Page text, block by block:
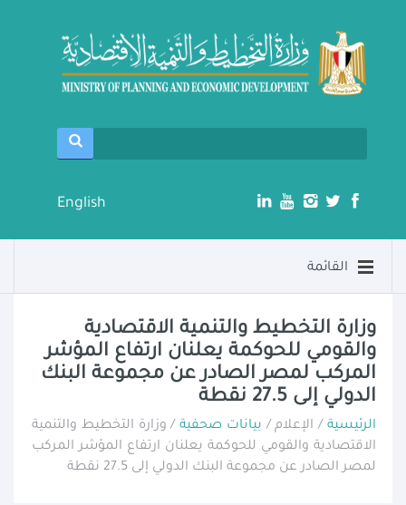
English
القائمة
وزارة التخطيط والتنمية الاقتصادية
والقومي للحوكمة يعلنان ارتفاع المؤشر
المركب لمصر الصادر عن مجموعة البنك
الدولي إلى 27.5 نقطة
الرئيسية/ الإعلام / بيانات صحفية/ وزارة التخطيط والتنمية
الاقتصادية والقومي للحوكمة يعلنان ارتفاع المؤشر المركب
لمصر الصادر عن مجموعة البنك الدولي إلى 27.5 نقطة